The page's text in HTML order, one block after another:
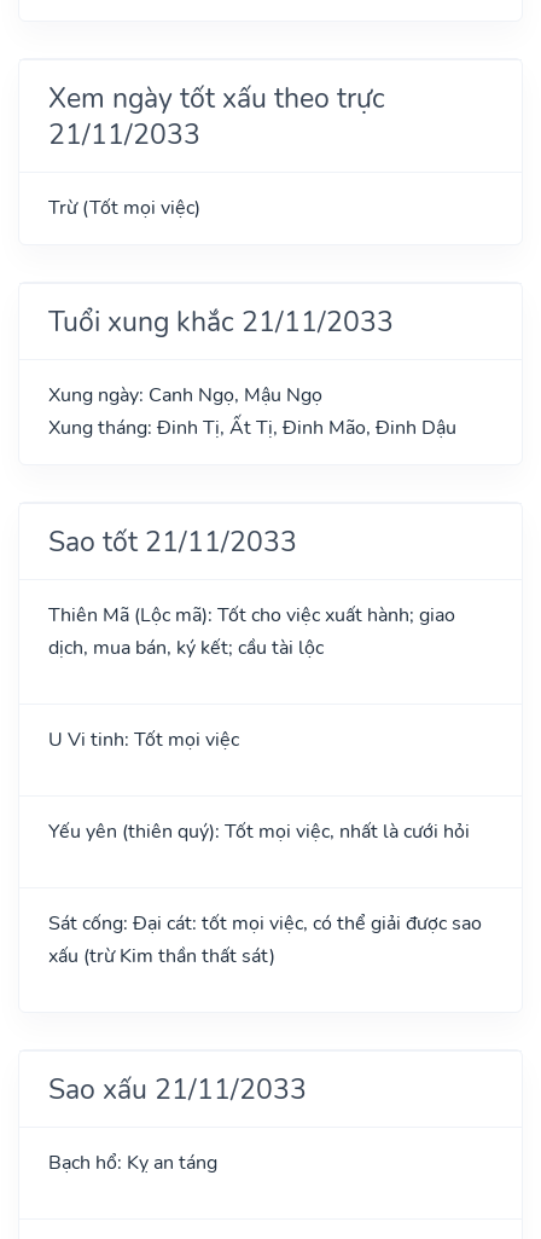
Xem ngày tốt xấu theo trực
21/11/2033
Trừ (Tốt mọi việc)
Tuổi xung khắc 21/11/2033
Xung ngày: Canh Ngọ, Mậu Ngọ
Xung tháng: Đinh Tị, Ất Tị, Đinh Mão, Đinh Dậu
Sao tốt 21/11/2033
Thiên Mã (Lộc mã): Tốt cho việc xuất hành; giao
dịch, mua bán, ký kết; cầu tài lộc
U Vi tinh: Tốt mọi việc
Yếu yên (thiên quý): Tốt mọi việc, nhất là cưới hỏi
Sát cống: Đại cát: tốt mọi việc, có thể giải được sao
xấu (trừ Kim thần thất sát)
Sao xấu 21/11/2033
Bạch hổ: Kỵ an táng